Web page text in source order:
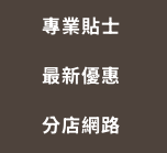
專業貼士
最新優惠
分店網路